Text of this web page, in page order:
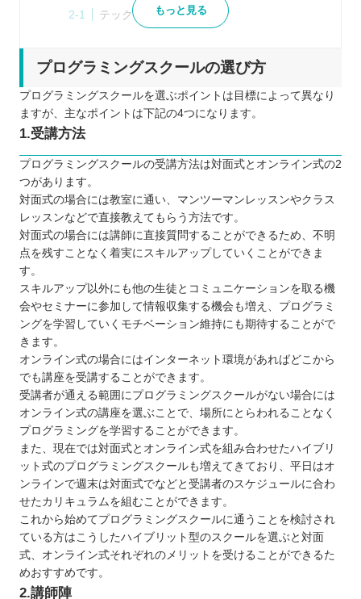
テックアイエス
3.最後に
探したい⭐️
中部
近畿
中国
四国
もっと見る
プログラミングスクールの選び方
プログラミングスクールを選ぶポイントは目標によって異なり
ますが、主なポイントは下記の4つになります。
1.受講方法
プログラミングスクールの受講方法は対面式とオンライン式の2
つがあります。
対面式の場合には教室に通い、マンツーマンレッスンやクラス
レッスンなどで直接教えてもらう方法です。
対面式の場合には講師に直接質問することができるため、不明
点を残すことなく着実にスキルアップしていくことができま
す。
スキルアップ以外にも他の生徒とコミュニケーションを取る機
会やセミナーに参加して情報収集する機会も増え、プログラミ
ングを学習していくモチベーション維持にも期待することがで
きます。
オンライン式の場合にはインターネット環境があればどこから
でも講座を受講することができます。
受講者が通える範囲にプログラミングスクールがない場合には
オンライン式の講座を選ぶことで、場所にとらわれることなく
プログラミングを学習することができます。
また、現在では対面式とオンライン式を組み合わせたハイブリ
ット式のプログラミングスクールも増えてきており、平日はオ
ンラインで週末は対面式でなどと受講者のスケジュールに合わ
せたカリキュラムを組むことができます。
これから始めてプログラミングスクールに通うことを検討され
ている方はこうしたハイブリット型のスクールを選ぶと対面
式、オンライン式それぞれのメリットを受けることができるた
めおすすめです。
2.講師陣